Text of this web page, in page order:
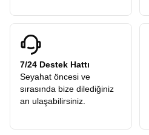
7/24 Destek Hattı
Seyahat öncesi ve
sırasında bize dilediğiniz
an ulaşabilirsiniz.